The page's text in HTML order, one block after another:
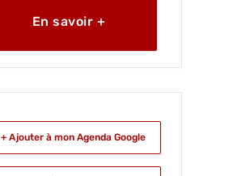
En savoir +
+ Ajouter à mon Agenda Google